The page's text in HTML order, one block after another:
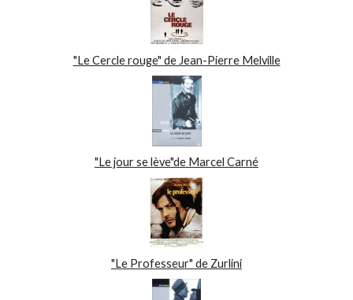
"Le Cercle rouge" de Jean-Pierre Melville
"Le jour se lève"de Marcel Carné
"Le Professeur" de Zurlini